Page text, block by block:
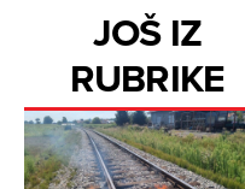
JOŠ IZ
RUBRIKE